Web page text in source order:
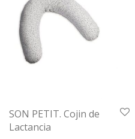
SON PETIT. Cojin de
Lactancia